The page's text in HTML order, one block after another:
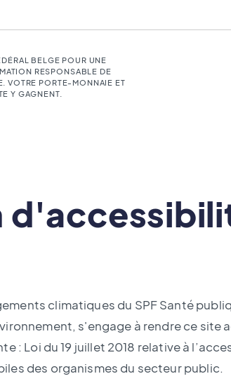
BELGE POUR UNE
RESPONSABLE DE
VOTRE PORTE-MONNAIE ET
Y GAGNENT.
climatiques du SPF Santé
s'engage à rendre ce site
: Loi du 19 juillet 2018 relative à
des organismes du secteur public.